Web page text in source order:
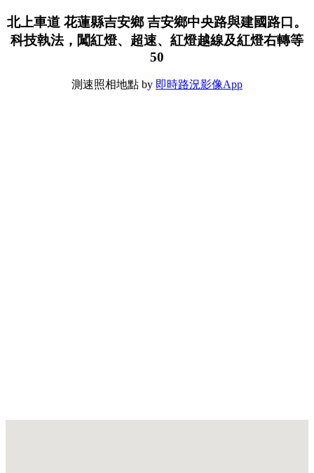
北上車道 花蓮縣吉安鄉 吉安鄉中央路與建國路口。
科技執法，闖紅燈、超速、紅燈越線及紅燈右轉等
50
測速照相地點 by 即時路況影像App